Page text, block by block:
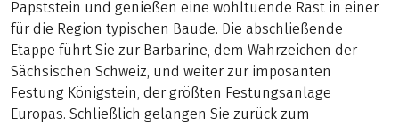
Papststein und genießen eine wohltuende Rast in einer
für die Region typischen Baude. Die abschließende
Etappe führt Sie zur Barbarine, dem Wahrzeichen der
Sächsischen Schweiz, und weiter zur imposanten
Festung Königstein, der größten Festungsanlage
Europas. Schließlich gelangen Sie zurück zum